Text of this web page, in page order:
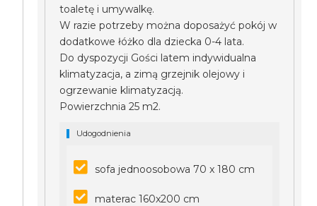
toaletę i umywalkę.
W razie potrzeby można doposażyć pokój w
dodatkowe łóżko dla dziecka 0-4 lata.
Do dyspozycji Gości latem indywidualna
klimatyzacja, a zimą grzejnik olejowy i
ogrzewanie klimatyzacją.
Powierzchnia 25 m2.
Udogodnienia
sofa jednoosobowa 70 x 180 cm
materac 160x200 cm